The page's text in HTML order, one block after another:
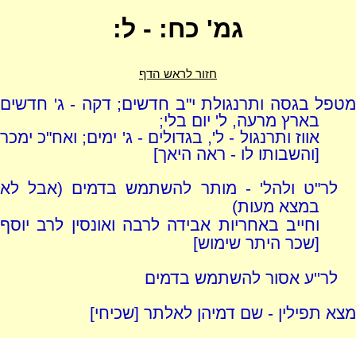
גמ' כח: - ל:
חזור לראש הדף
מטפל בגסה ותרנגולת י"ב חדשים; דקה - ג' חדשים
בארץ מרעה, ל' יום בלי;
אווז ותרנגול - ל', בגדולים - ג' ימים; ואח"כ ימכר
[והשבותו לו - ראה היאך]
לר"ט ולהל' - מותר להשתמש בדמים (אבל לא
במצא מעות)
וחייב באחריות אבידה לרבה ואונסין לרב יוסף
[שכר היתר שימוש]
לר''ע אסור להשתמש בדמים
מצא תפילין - שם דמיהן לאלתר [שכיחי]